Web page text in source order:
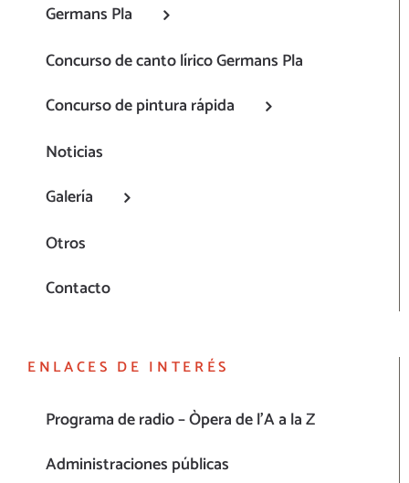
Germans Pla
Concurso de canto lírico Germans Pla
Concurso de pintura rápida
Noticias
Galería
Otros
Contacto
ENLACES DE INTERÉS
Programa de radio – Òpera de l’A a la Z
Administraciones públicas